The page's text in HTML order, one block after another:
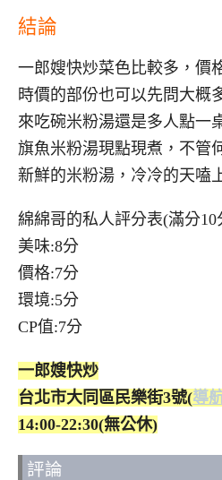
結論
一郎嫂快炒菜色比較多，價
時價的部份也可以先問大概
來吃碗米粉湯還是多人點一
旗魚米粉湯現點現煮，不管
新鮮的米粉湯，冷冷的天嗑
綿綿哥的私人評分表(滿分10
美味:8分
價格:7分
環境:5分
CP值:7分
一郎嫂快炒
台北市大同區民樂街3號(導
14:00-22:30(無公休)
評論